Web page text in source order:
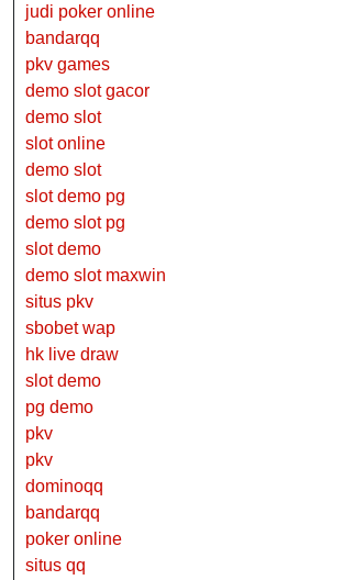
judi poker online
bandarqq
pkv games
demo slot gacor
demo slot
slot online
demo slot
slot demo pg
demo slot pg
slot demo
demo slot maxwin
situs pkv
sbobet wap
hk live draw
slot demo
pg demo
pkv
pkv
dominoqq
bandarqq
poker online
situs qq